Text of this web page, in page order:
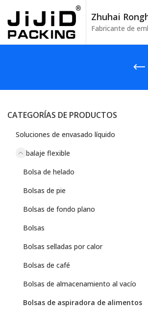
Zhuhai
Fabricante de
CATEGORÍAS DE PRODUCTOS
Soluciones de envasado líquido
Embalaje flexible
Bolsa de helado
Bolsas de pie
Bolsas de fondo plano
Bolsas
Bolsas selladas por calor
Bolsas de café
Bolsas de almacenamiento al vacío
Bolsas de aspiradora de alimentos